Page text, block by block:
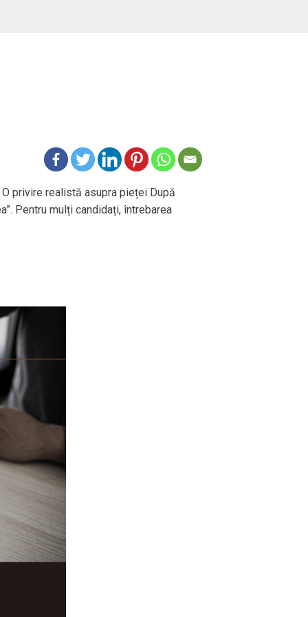
privire realistă asupra pieței După
Pentru mulți candidați, întrebarea